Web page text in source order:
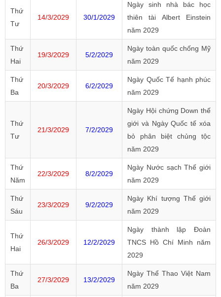
Thứ
Tư
14/3/2029 30/1/2029
Ngày sinh nhà bác học
thiên tài Albert Einstein
năm 2029
Thứ
Hai
19/3/2029 5/2/2029
Ngày toàn quốc chống Mỹ
năm 2029
Thứ
Ba
20/3/2029 6/2/2029
Ngày Quốc Tế hạnh phúc
năm 2029
Thứ
Tư
21/3/2029 7/2/2029
Ngày Hội chứng Down thế
giới và Ngày Quốc tế xóa
bỏ phân biệt chủng tộc
năm 2029
Thứ
Năm
22/3/2029 8/2/2029
Ngày Nước sạch Thế giới
năm 2029
Thứ
Sáu
23/3/2029 9/2/2029
Ngày Khí tượng Thế giới
năm 2029
Thứ
Hai
26/3/2029 12/2/2029
Ngày thành lập Đoàn
TNCS Hồ Chí Minh năm
2029
Thứ
Ba
27/3/2029 13/2/2029
Ngày Thể Thao Việt Nam
năm 2029